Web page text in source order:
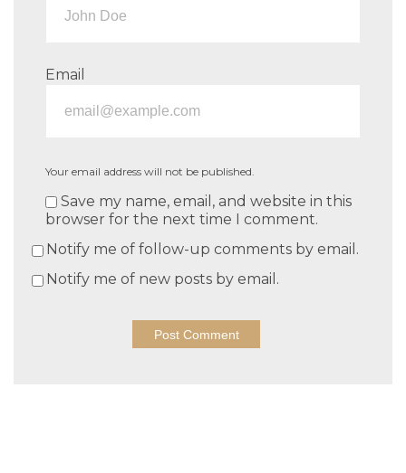
Email
Your email address will not be published.
Save my name, email, and website in this
browser for the next time I comment.
Notify me of follow-up comments by email.
Notify me of new posts by email.